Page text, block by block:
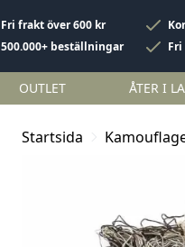
Fri frakt över 600 kr
500.000+ beställningar
OUTLET ÅTER I
Startsida